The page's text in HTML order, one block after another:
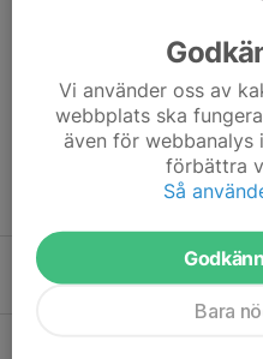
Tidigare nyheter
Vinterträning
23 jun, 21:10 0
Vi använder oss av
webbplats ska
även för
förbättra
Så
Bara